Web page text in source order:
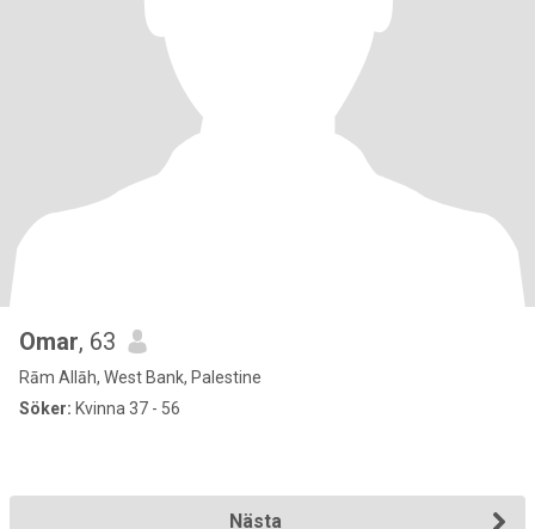
Omar, 63
Rām Allāh, West Bank, Palestine
Söker: Kvinna 37 - 56
Nästa